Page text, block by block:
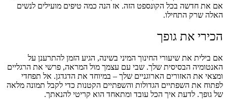
אם את חדשה בכל הקונספט הזה. אז הנה כמה טיפים מועילים לנשים
האלה שרק התחילו.
הכירי את גופך
אם בילית את שיעורי החינוך המיני בשינה, הגיע הזמן להתרענן על
האנטומיה הבסיסית שלך. שבי עם עצמך מול המראה, פרשי את הרגליים
ומצאי את האזורים הארוגניים שלך – במיוחד את הדגדגן. אל תפחדי
לפתוח את השפתיים הגדולות והשפתיים הקטנות כדי לקבל תמונה מלאה
של גופך. לדעת איך הכל עובד ומתאחד הוא קריטי להנאתך.